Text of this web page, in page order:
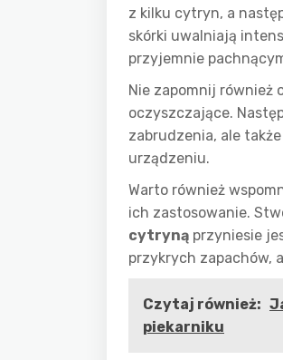
z kilku cytryn, a
skórki uwalniają
przyjemnie
Nie zapomnij również
oczyszczające.
zabrudzenia, ale
urządzeniu.
Warto również
ich zastosowanie.
cytryną przyniesie
przykrych zapachów,
Czytaj również:
piekarniku